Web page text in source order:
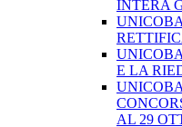
INTERA
E LA
AL 29